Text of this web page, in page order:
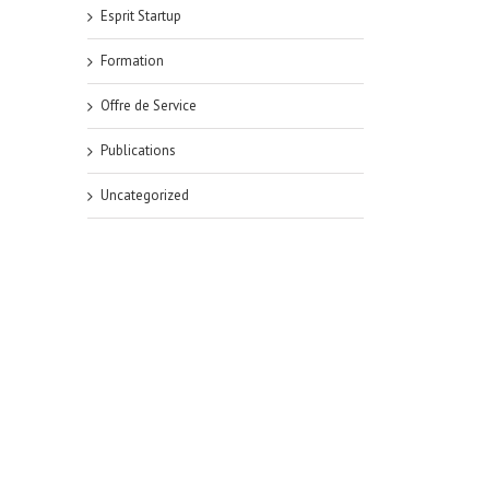
Esprit Startup
Formation
Offre de Service
Publications
Uncategorized